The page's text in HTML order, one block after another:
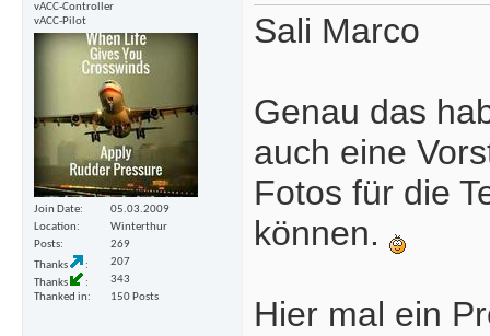
vACC-Controller
vACC-Pilot
Join Date
05.03.2009
Location
Winterthur
Posts
269
Thanks
207
Thanks
343
Thanked in
150 Posts
Sali Marco
Genau das
auch eine
Fotos für die
können.
Hier mal ein